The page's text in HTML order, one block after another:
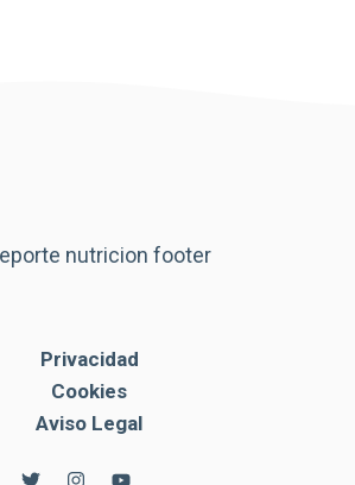
Privacidad
Cookies
Aviso Legal